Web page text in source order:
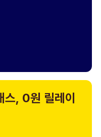
, 0원 릴레이